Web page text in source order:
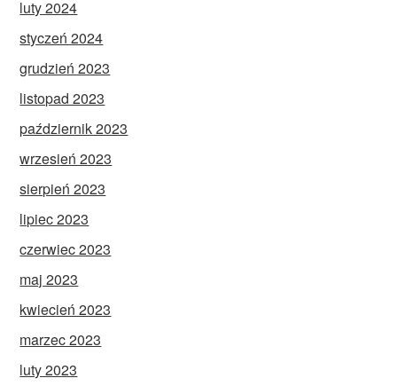
luty 2024
styczeń 2024
grudzień 2023
listopad 2023
październik 2023
wrzesień 2023
sierpień 2023
lipiec 2023
czerwiec 2023
maj 2023
kwiecień 2023
marzec 2023
luty 2023